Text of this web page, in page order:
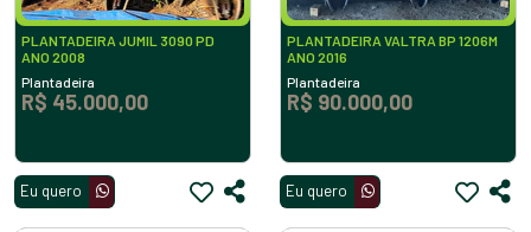
PLANTADEIRA JUMIL 3090 PD
ANO 2008
Plantadeira
R$ 45.000,00
Eu quero
PLANTADEIRA VALTRA BP 1206M
ANO 2016
Plantadeira
R$ 90.000,00
Eu quero